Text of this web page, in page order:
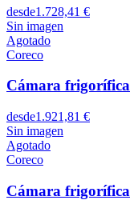
desde1.728,41 €
Sin imagen
Agotado
Coreco
Cámara frigorífica
desde1.921,81 €
Sin imagen
Agotado
Coreco
Cámara frigorífica